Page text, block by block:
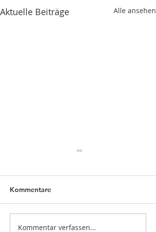
Aktuelle Beiträge Alle ansehen
INNER RESOURCES FOR
Kommentare
Kommentar verfassen...